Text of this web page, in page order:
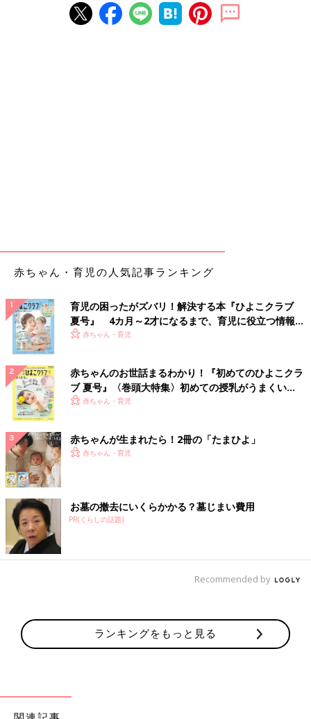
赤ちゃん・育児の人気記事ランキング
育児の困ったがズバリ！解決する本『ひよこクラブ
夏号』 4カ月～2才になるまで、育児に役立つ情報が
いっぱい！
赤ちゃん・育児
赤ちゃんのお世話まるわかり！『初めてのひよこクラ
ブ 夏号』〈巻頭大特集〉初めての授乳がうまくい
く！ おっぱい・ミルクの基本と夏のトラブル 解決テ
赤ちゃん・育児
赤ちゃんが生まれたら！2冊の「たまひよ」
赤ちゃん・育児
お墓の撤去にいくらかかる？墓じまい費用
PR(くらしの話題)
Recommended by
ランキングをもっと見る